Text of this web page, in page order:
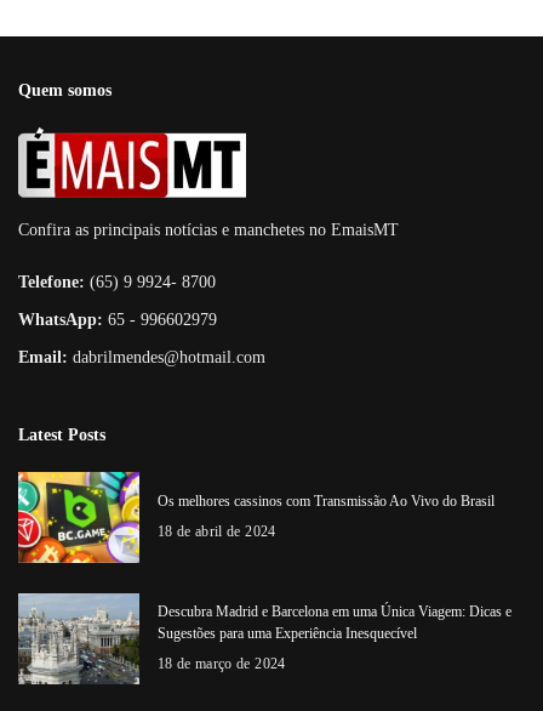
Quem somos
Confira as principais notícias e manchetes no EmaisMT
Telefone: (65) 9 9924- 8700
WhatsApp: 65 - 996602979
Email: dabrilmendes@hotmail.com
Latest Posts
Os melhores cassinos com Transmissão Ao Vivo do Brasil
18 de abril de 2024
Descubra Madrid e Barcelona em uma Única Viagem: Dicas e
Sugestões para uma Experiência Inesquecível
18 de março de 2024